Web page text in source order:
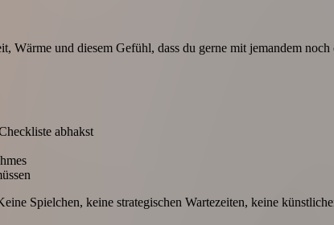
und diesem Gefühl, dass du gerne mit jemandem
abhakst
Spielchen, keine strategischen Wartezeiten, keine